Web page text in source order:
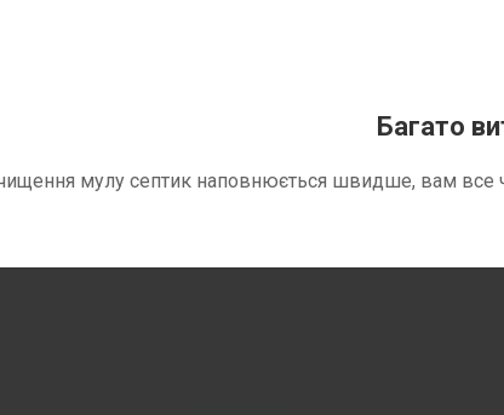
Багато
мулу септик наповнюється швидше, вам все